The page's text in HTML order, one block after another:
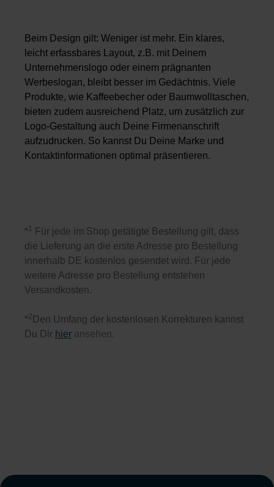
Beim Design gilt: Weniger ist mehr. Ein klares,
leicht erfassbares Layout, z.B. mit Deinem
Unternehmenslogo oder einem prägnanten
Werbeslogan, bleibt besser im Gedächtnis. Viele
Produkte, wie Kaffeebecher oder Baumwolltaschen,
bieten zudem ausreichend Platz, um zusätzlich zur
Logo-Gestaltung auch Deine Firmenanschrift
aufzudrucken. So kannst Du Deine Marke und
Kontaktinformationen optimal präsentieren.
*1
Für jede im Shop getätigte Bestellung gilt, dass
die Lieferung an die erste Adresse pro Bestellung
innerhalb DE kostenlos gesendet wird. Für jede
weitere Adresse pro Bestellung entstehen
Versandkosten.
*2 Den Umfang der kostenlosen Korrekturen kannst
Du Dir hier ansehen.